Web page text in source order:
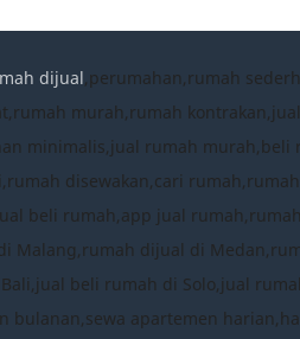
dijual,perumahan,rumah
murah,rumah
minimalis,jual rumah
disewakan,cari
beli rumah,app jual
Malang,rumah dijual di
beli rumah di Solo,jual
bulanan,sewa apartemen